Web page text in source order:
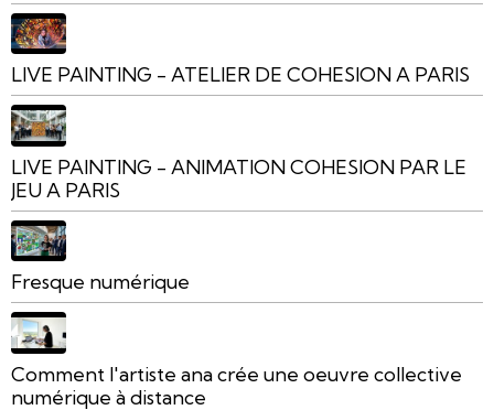
LIVE PAINTING - ATELIER DE COHESION A PARIS
LIVE PAINTING - ANIMATION COHESION PAR LE
JEU A PARIS
Fresque numérique
Comment l'artiste ana crée une oeuvre collective
numérique à distance